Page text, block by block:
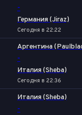
-
Германия (Jiraz)
Сегодня в 22:22
Аргентина
-
Италия (Sheba)
Сегодня в 22:36
Италия (Sheba)
-